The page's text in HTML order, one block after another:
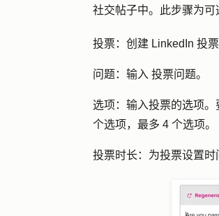
社交帖子中。此步骤为可
投票：创建 LinkedIn 投
问题：输入 投票问题。
选项： 输入投票的选项
个选项，最多 4 个选项。
投票时长： 为投票设置